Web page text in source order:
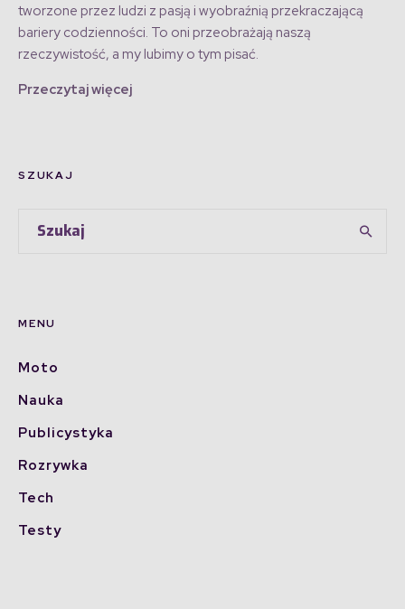
tworzone przez ludzi z pasją i wyobraźnią przekraczającą
bariery codzienności. To oni przeobrażają naszą
rzeczywistość, a my lubimy o tym pisać.
Przeczytaj więcej
SZUKAJ
MENU
Moto
Nauka
Publicystyka
Rozrywka
Tech
Testy